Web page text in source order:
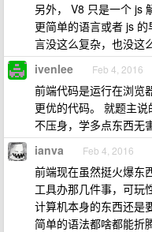
另外， V8 只是一个 js
更简单的语言或者 js
言没这么复杂，也没这
ivenlee Feb 4, 2016
前端代码是运行在浏览
更优的代码。 就题主说
不压身，学多点东西无
ianva Feb 4, 2016
前端现在虽然挺火爆东
工具办那几件事，可玩
计算机本身的东西还是
简单的语法都啥都能折